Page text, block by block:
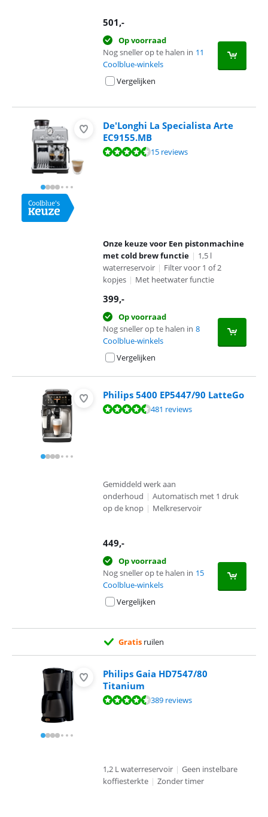
501,-
Op voorraad
Nog sneller op te halen in 11
Coolblue-winkels
Vergelijken
De'Longhi La Specialista Arte
EC9155.MB
Beoordeling is 8,6 van de 10, gebaseerd op 15 reviews.
15 reviews
Onze keuze voor Een pistonmachine
met cold brew functie | 1,5 l
waterreservoir | Filter voor 1 of 2
kopjes | Met heetwater functie
399,-
Op voorraad
Nog sneller op te halen in 8
Coolblue-winkels
Vergelijken
Philips 5400 EP5447/90 LatteGo
Beoordeling is 8,8 van de 10, gebaseerd op 481 reviews.
481 reviews
Gemiddeld werk aan
onderhoud | Automatisch met 1 druk
op de knop | Melkreservoir
449,-
Op voorraad
Nog sneller op te halen in 15
Coolblue-winkels
Vergelijken
Gratis ruilen
Philips Gaia HD7547/80
Titanium
Beoordeling is 8,8 van de 10, gebaseerd op 389 reviews.
389 reviews
1,2 L waterreservoir | Geen instelbare
koffiesterkte | Zonder timer